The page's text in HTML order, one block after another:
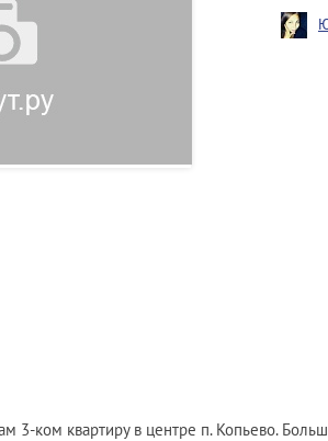
3-ком квартиру в центре п. Копьево.